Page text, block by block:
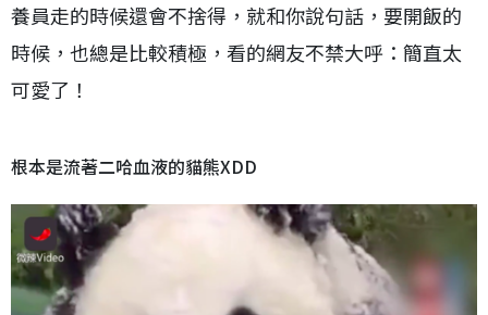
養員走的時候還會不捨得，就和你說句話，要開飯的
時候，也總是比較積極，看的網友不禁大呼：簡直太
可愛了！
根本是流著二哈血液的貓熊XDD